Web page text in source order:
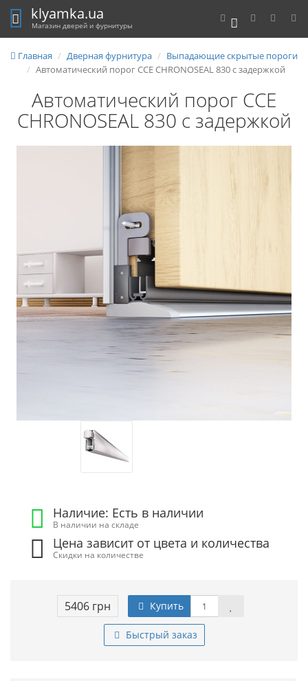
0
klyamka.ua
Магазин дверей и фурнитуры
Главная Дверная фурнитура
Выпадающие скрытые пороги
Автоматический порог CCE CHRONOSEAL 830 с задержкой
Автоматический порог CCE
CHRONOSEAL 830 с задержкой
Наличие: Есть в наличии
В наличии на складе
Цена зависит от цвета и количества
Скидки на количестве
5406 грн Купить
Быстрый заказ